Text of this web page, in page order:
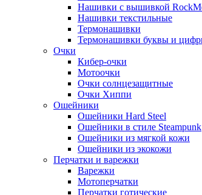
Нашивки с вышивкой
Нашивки текстильные
Термонашивки
Термонашивки буквы и
Очки
Кибер-очки
Мотоочки
Очки солнцезащитные
Очки Хиппи
Ошейники
Ошейники Hard Steel
Ошейники в стиле Steampunk
Ошейники из мягкой кожи
Ошейники из экокожи
Перчатки и варежки
Варежки
Мотоперчатки
Перчатки готические